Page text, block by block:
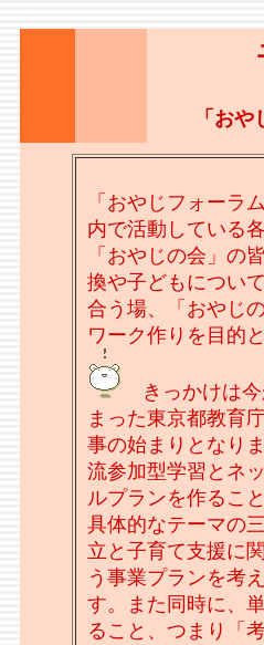
「 おや
「おやじフォーラ
内で活動している
「おやじの会」の
換や子どもについ
合う場、「おやじ
ワーク作りを目的
きっかけは今
まった東京都教育
事の始まりとなり
流参加型学習とネ
ルプランを作るこ
具体的なテーマの
立と子育て支援に
う事業プランを考
す。また同時に、
ること、つまり「